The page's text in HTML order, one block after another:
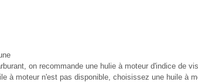
on recommande une hulie à moteur d'indice de
à moteur n'est pas disponible, choisissez une huile à